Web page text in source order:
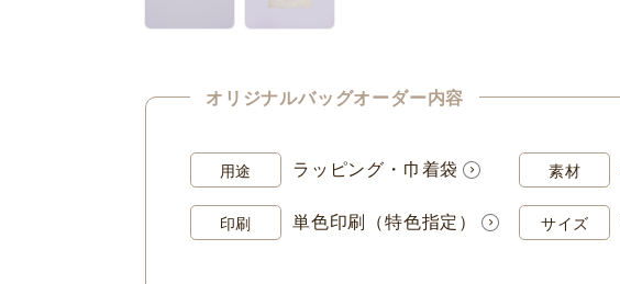
オリジナルバッグオーダー内容
用途 ラッピング・巾着袋 素材
印刷 単色印刷（特色指定） サイズ